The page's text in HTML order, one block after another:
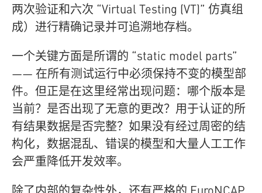
两次验证和六次 “Virtual Testing (VT)” 仿真组
成）进行精确记录并可追溯地存档。
一个关键方面是所谓的 “static model parts”
—— 在所有测试运行中必须保持不变的模型部
件。但正是在这里经常出现问题：哪个版本是
当前？是否出现了无意的更改？用于认证的所
有结果数据是否完整？如果没有经过周密的结
构化，数据混乱、错误的模型和大量人工工作
会严重降低开发效率。
除了内部的复杂性外，还有严格的 EuroNCAP